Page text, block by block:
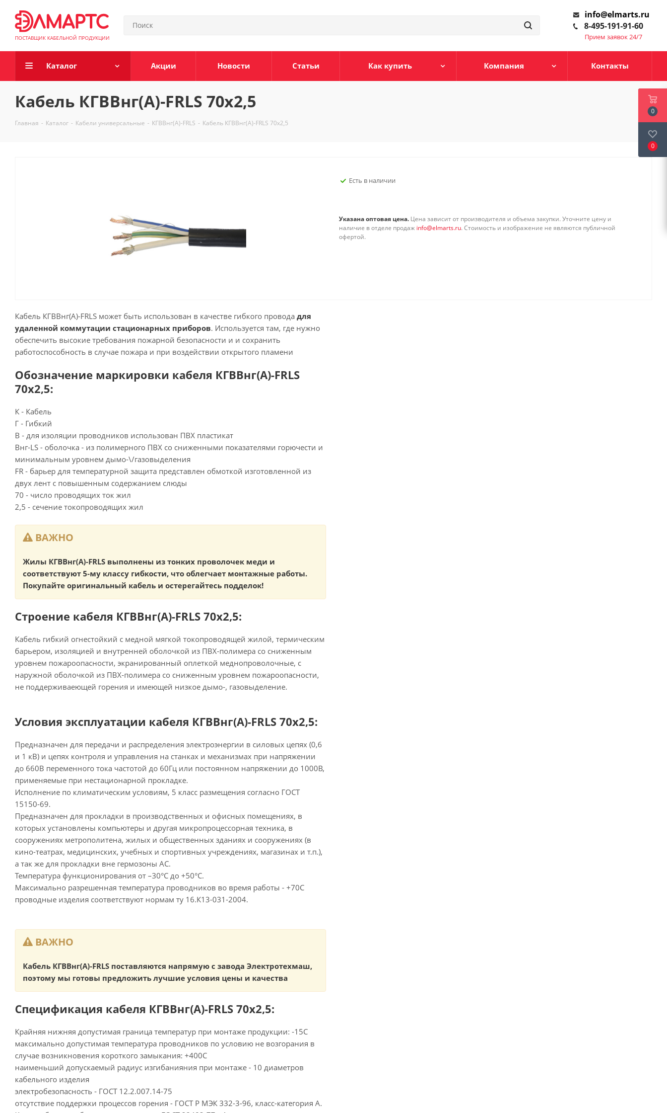
ПОСТАВЩИК КАБЕЛЬНОЙ ПРОДУКЦИИ
info@elmarts.ru
8-495-191-91-60
Прием заявок 24/7
Каталог Акции Новости Статьи Как купить Компания Контакты
Кабель КГВВнг(А)-FRLS 70х2,5
Главная - Каталог - Кабели универсальные - КГВВнг(А)-FRLS - Кабель КГВВнг(А)-FRLS 70х2,5
Есть в наличии
Указана оптовая цена. Цена зависит от производителя и объема закупки. Уточните цену и
наличие в отделе продаж info@elmarts.ru. Стоимость и изображение не являются публичной
офертой.
Кабель КГВВнг(А)-FRLS может быть использован в качестве гибкого провода для
удаленной коммутации стационарных приборов. Используется там, где нужно
обеспечить высокие требования пожарной безопасности и и сохранить
работоспособность в случае пожара и при воздействии открытого пламени
Обозначение маркировки кабеля КГВВнг(А)-FRLS
70х2,5:
К - Кабель
Г - Гибкий
В - для изоляции проводников использован ПВХ пластикат
Внг-LS - оболочка - из полимерного ПВХ со сниженными показателями горючести и
минимальным уровнем дымо-\/газовыделения
FR - барьер для температурной защита представлен обмоткой изготовленной из
двух лент с повышенным содержанием слюды
70 - число проводящих ток жил
2,5 - сечение токопроводящих жил
ВАЖНО
Жилы КГВВнг(А)-FRLS выполнены из тонких проволочек меди и
соответствуют 5-му классу гибкости, что облегчает монтажные работы.
Покупайте оригинальный кабель и остерегайтесь подделок!
Строение кабеля КГВВнг(А)-FRLS 70х2,5:
Кабель гибкий огнестойкий с медной мягкой токопроводящей жилой, термическим
барьером, изоляцией и внутренней оболочкой из ПВХ-полимера со сниженным
уровнем пожароопасности, экранированный оплеткой меднопроволочные, с
наружной оболочкой из ПВХ-полимера со сниженным уровнем пожароопасности,
не поддерживаеющей горения и имеющей низкое дымо-, газовыделение.
Условия эксплуатации кабеля КГВВнг(А)-FRLS 70х2,5:
Предназначен для передачи и распределения электроэнергии в силовых цепях (0,6
и 1 кВ) и цепях контроля и управления на станках и механизмах при напряжении
до 660В переменного тока частотой до 60Гц или постоянном напряжении до 1000В,
применяемые при нестационарной прокладке.
Исполнение по климатическим условиям, 5 класс размещения согласно ГОСТ
15150-69.
Предназначен для прокладки в производственных и офисных помещениях, в
которых установлены компьютеры и другая микропроцессорная техника, в
сооружениях метрополитена, жилых и общественных зданиях и сооружениях (в
кино-театрах, медицинских, учебных и спортивных учреждениях, магазинах и т.п.),
а так же для прокладки вне гермозоны АС.
Температура функционирования от –30°С до +50°С.
Максимально разрешенная температура проводников во время работы - +70С
проводные изделия соответствуют нормам ту 16.К13-031-2004.
ВАЖНО
Кабель КГВВнг(А)-FRLS поставляются напрямую с завода Электротехмаш,
поэтому мы готовы предложить лучшие условия цены и качества
Спецификация кабеля КГВВнг(А)-FRLS 70х2,5:
Крайняя нижняя допустимая граница температур при монтаже продукции: -15С
максимально допустимая температура проводников по условию не возгорания в
случае возникновения короткого замыкания: +400С
наименьший допускаемый радиус изгибанияния при монтаже - 10 диаметров
кабельного изделия
электробезопасность - ГОСТ 12.2.007.14-75
отсутствие поддержки процессов горения - ГОСТ Р МЭК 332-3-96, класс-категория А.
0
0